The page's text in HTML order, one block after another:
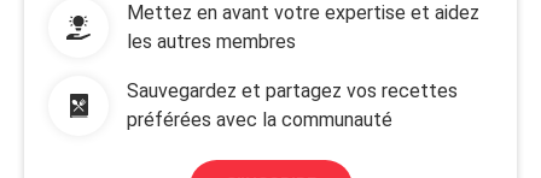
Mettez en avant votre expertise et aidez
les autres membres
Sauvegardez et partagez vos recettes
préférées avec la communauté